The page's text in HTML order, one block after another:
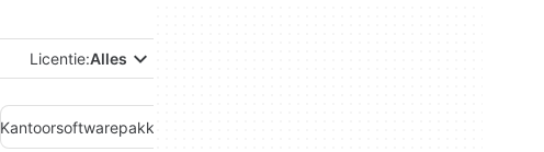
Licentie:Alles
Kantoorsoftwarepakket